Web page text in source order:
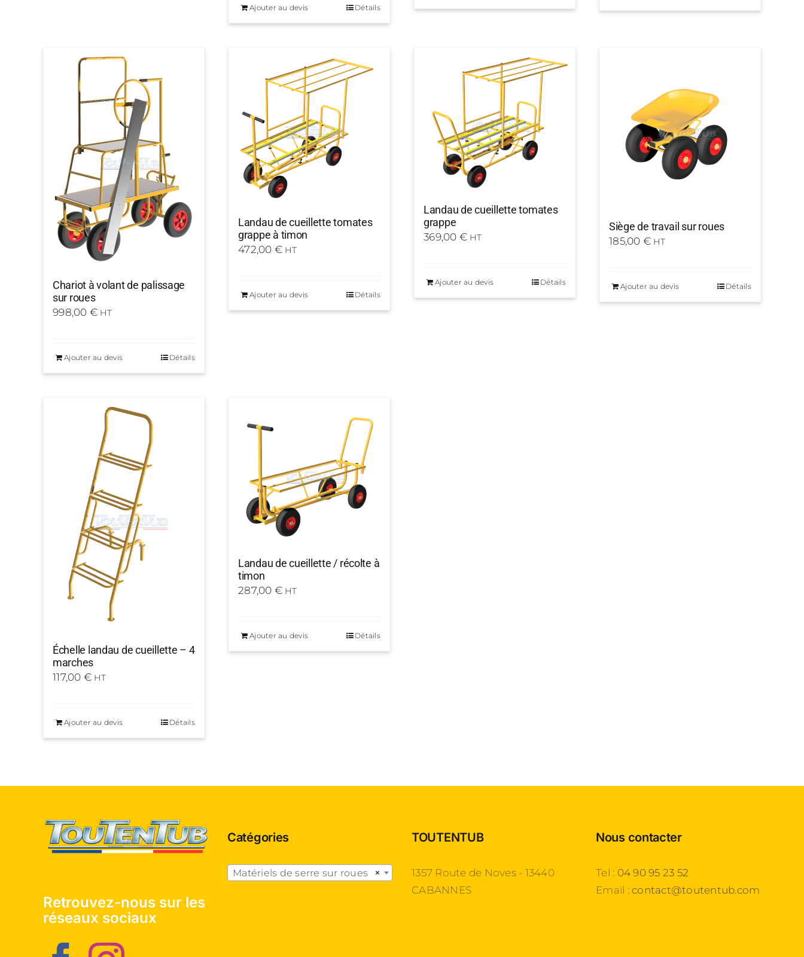
Ajouter au devis Détails
Chariot à volant de palissage
sur roues
998,00 € HT
Ajouter au devis Détails
Landau de cueillette tomates
grappe à timon
472,00 € HT
Ajouter au devis Détails
Landau de cueillette tomates
grappe
369,00 € HT
Ajouter au devis Détails
Siège de travail sur roues
185,00 € HT
Ajouter au devis Détails
Échelle landau de cueillette – 4
marches
117,00 € HT
Ajouter au devis Détails
Landau de cueillette / récolte à
timon
287,00 € HT
Ajouter au devis Détails
Retrouvez-nous sur les
réseaux sociaux
Catégories
×
Matériels de serre sur roues
TOUTENTUB
1357 Route de Noves - 13440
CABANNES
Nous contacter
Tel : 04 90 95 23 52
Email :contact@toutentub.com